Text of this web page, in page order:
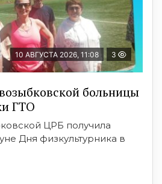
10 АВГУСТА 2026, 11:08 3
больницы
ГТО
ЦРБ получила
Дня физкультурника в